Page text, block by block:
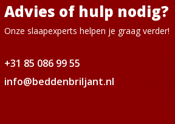
Advies of hulp nodig?
Onze slaapexperts helpen je graag verder!
+31 85 086 99 55
info@beddenbriljant.nl